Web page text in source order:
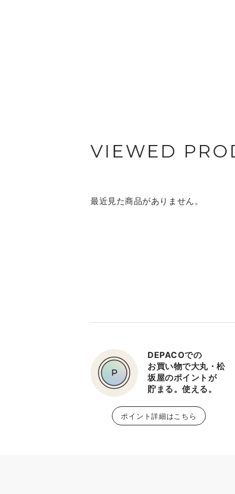
VIEWED
最近見た商品がありません。
DEPACOでの
お買い物で大丸・松
坂屋のポイントが
貯まる。使える。
ポイント詳細はこちら